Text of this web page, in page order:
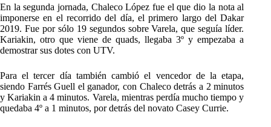
En la segunda jornada, Chaleco López fue el que dio la nota al
imponerse en el recorrido del día, el primero largo del Dakar
2019. Fue por sólo 19 segundos sobre Varela, que seguía líder.
Kariakin, otro que viene de quads, llegaba 3º y empezaba a
demostrar sus dotes con UTV.
Para el tercer día también cambió el vencedor de la etapa,
siendo Farrés Guell el ganador, con Chaleco detrás a 2 minutos
y Kariakin a 4 minutos. Varela, mientras perdía mucho tiempo y
quedaba 4º a 1 minutos, por detrás del novato Casey Currie.